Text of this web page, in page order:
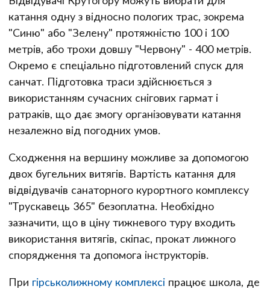
катання одну з відносно пологих трас, зокрема
"Синю" або "Зелену" протяжністю 100 і 100
метрів, або трохи довшу "Червону" - 400 метрів.
Окремо є спеціально підготовлений спуск для
санчат. Підготовка траси здійснюється з
використанням сучасних снігових гармат і
ратраків, що дає змогу організовувати катання
незалежно від погодних умов.
Сходження на вершину можливе за допомогою
двох бугельних витягів. Вартість катання для
відвідувачів санаторного курортного комплексу
"Трускавець 365" безоплатна. Необхідно
зазначити, що в ціну тижневого туру входить
використання витягів, скіпас, прокат лижного
спорядження та допомога інструкторів.
При гірськолижному комплексі працює школа, де